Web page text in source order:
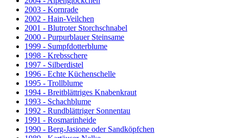
2003 - Kornrade
2002 - Hain-Veilchen
2001 - Blutroter Storchschnabel
2000 - Purpurblauer Steinsame
1999 - Sumpfdotterblume
1998 - Krebsschere
1997 - Silberdistel
1996 - Echte Küchenschelle
1995 - Trollblume
1994 - Breitblättriges Knabenkraut
1993 - Schachblume
1992 - Rundblättriger Sonnentau
1991 - Rosmarinheide
1990 - Berg-Jasione oder Sandköpfchen